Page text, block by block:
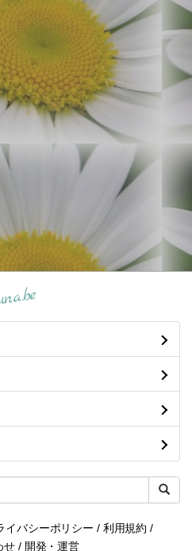
イバシーポリシー / 利用規約 /
せ / 開発・運営